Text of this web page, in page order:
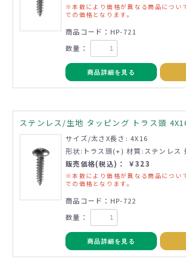
※本数により価格が異なる商品につい
での価格となります。
商品コード：HP-721
数量：
商品詳細を見る
ステンレス/生地 タッピング トラス頭
サイズ/太さX長さ: 4X16
形状:トラス頭(+) 材質:ステンレス
販売価格(税込)： ￥323
※本数により価格が異なる商品につい
での価格となります。
商品コード：HP-722
数量：
商品詳細を見る